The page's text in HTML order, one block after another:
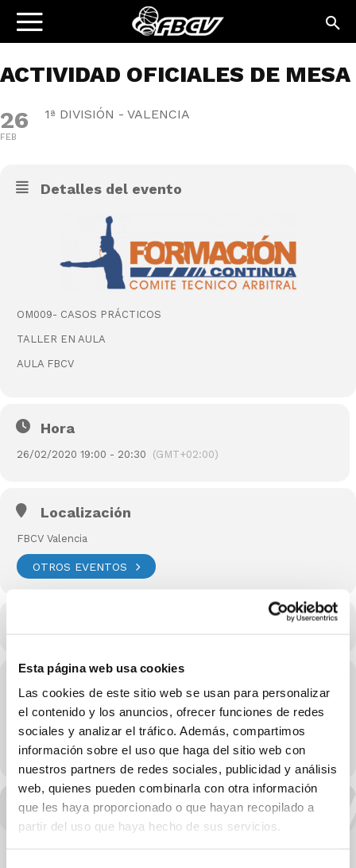
Esta página web usa cookies
Las cookies de este sitio web se usan para personalizar
el contenido y los anuncios, ofrecer funciones de redes
sociales y analizar el tráfico. Además, compartimos
información sobre el uso que haga del sitio web con
nuestros partners de redes sociales, publicidad y análisis
web, quienes pueden combinarla con otra información
que les haya proporcionado o que hayan recopilado a
partir del uso que haya hecho de sus servicios.
ACTIVIDAD OFICIALES DE MESA
26
FEB
1ª DIVISIÓN - VALENCIA
Detalles del evento
OM009- CASOS PRÁCTICOS
TALLER EN AULA
AULA FBCV
Hora
26/02/2020 19:00 - 20:30 (GMT+02:00)
Localización
FBCV Valencia
OTROS EVENTOS
FBCV
LEARN MORE